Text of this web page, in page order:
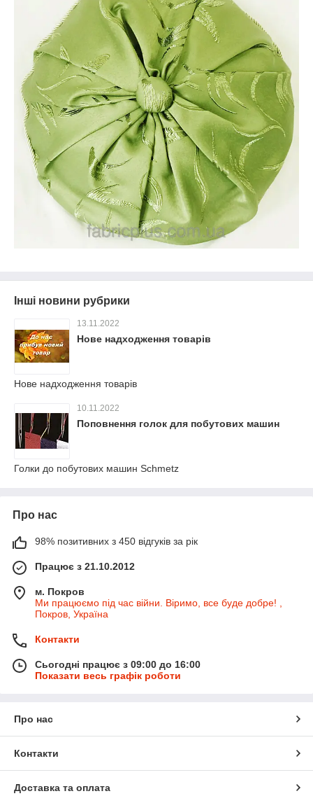
Інші новини рубрики
13.11.2022
Нове надходження товарів
Нове надходження товарів
10.11.2022
Поповнення голок для побутових машин
Голки до побутових машин Schmetz
Про нас
98% позитивних з 450 відгуків за рік
Працює з 21.10.2012
м. Покров
Ми працюємо під час війни. Віримо, все буде добре! ,
Покров, Україна
Контакти
Сьогодні працює з 09:00 до 16:00
Показати весь графік роботи
Про нас
Контакти
Доставка та оплата